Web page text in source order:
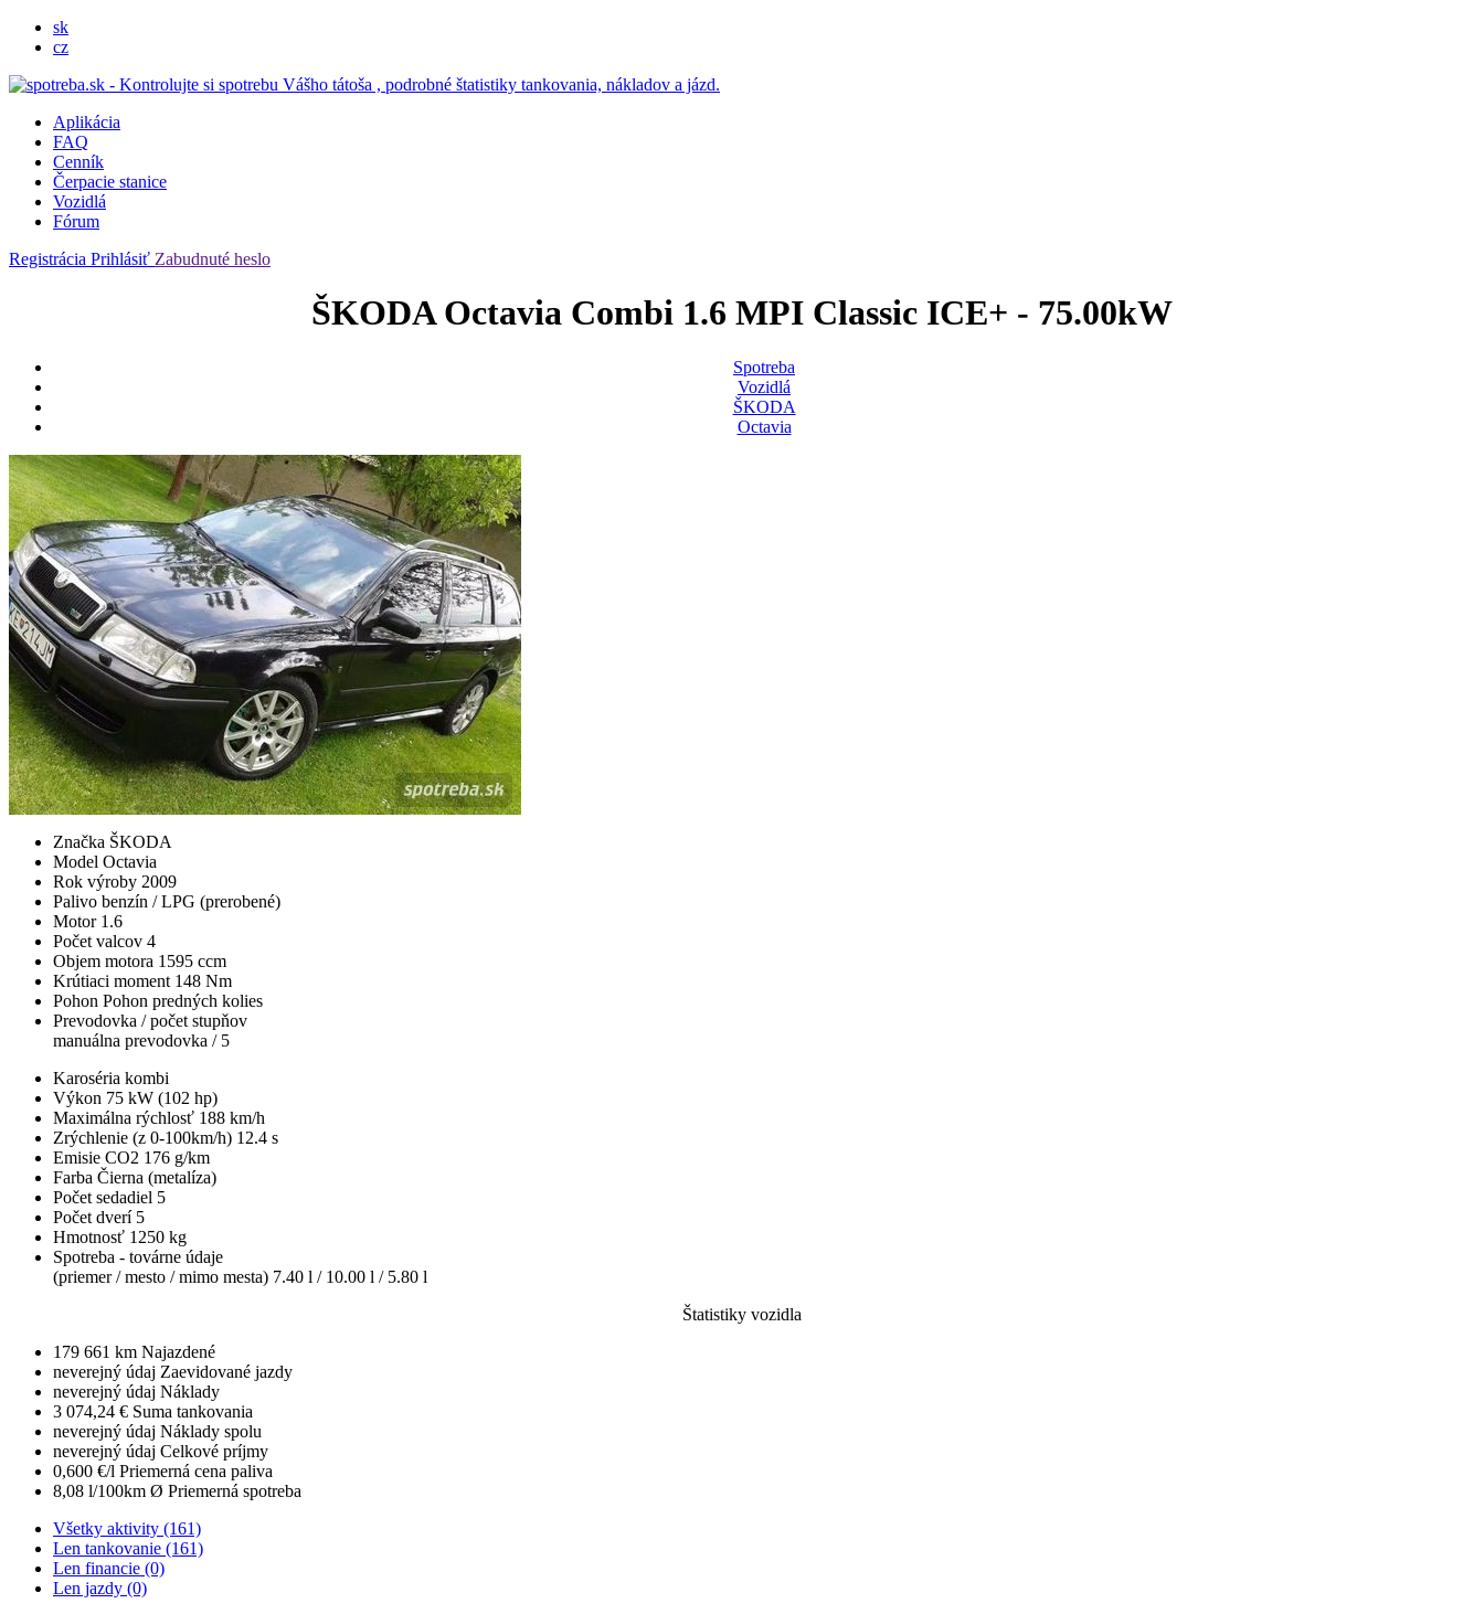
sk
cz
Aplikácia
FAQ
Cenník
Čerpacie stanice
Vozidlá
Fórum
Registrácia Prihlásiť Zabudnuté heslo
ŠKODA Octavia Combi 1.6 MPI Classic ICE+ - 75.00kW
Spotreba
Vozidlá
ŠKODA
Octavia
Značka ŠKODA
Model Octavia
Rok výroby 2009
Palivo benzín / LPG (prerobené)
Motor 1.6
Počet valcov 4
Objem motora 1595 ccm
Krútiaci moment 148 Nm
Pohon Pohon predných kolies
Prevodovka / počet stupňov
manuálna prevodovka / 5
Karoséria kombi
Výkon 75 kW (102 hp)
Maximálna rýchlosť 188 km/h
Zrýchlenie (z 0-100km/h) 12.4 s
Emisie CO2 176 g/km
Farba Čierna (metalíza)
Počet sedadiel 5
Počet dverí 5
Hmotnosť 1250 kg
Spotreba - továrne údaje
(priemer / mesto / mimo mesta) 7.40 l / 10.00 l / 5.80 l
Štatistiky vozidla
179 661 km Najazdené
neverejný údaj Zaevidované jazdy
neverejný údaj Náklady
3 074,24 € Suma tankovania
neverejný údaj Náklady spolu
neverejný údaj Celkové príjmy
0,600 €/l Priemerná cena paliva
8,08 l/100km Ø Priemerná spotreba
Všetky aktivity (161)
Len tankovanie (161)
Len financie (0)
Len jazdy (0)